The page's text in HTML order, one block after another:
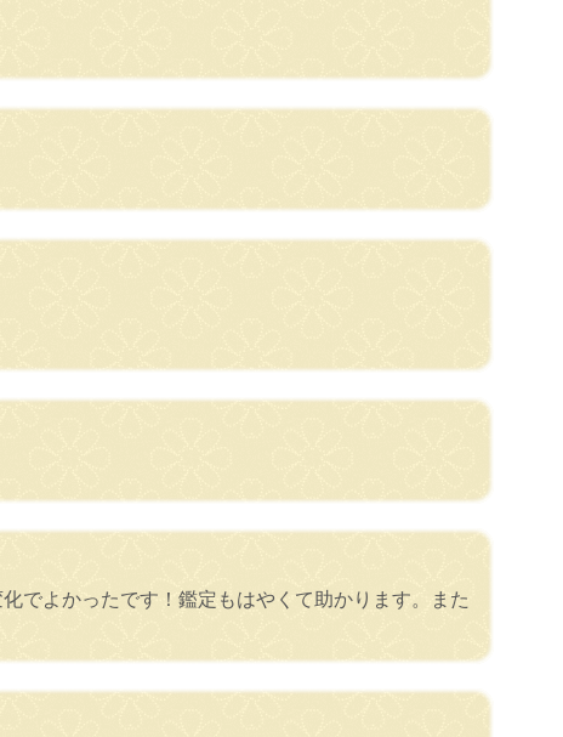
でよかったです！鑑定もはやくて助かります。また